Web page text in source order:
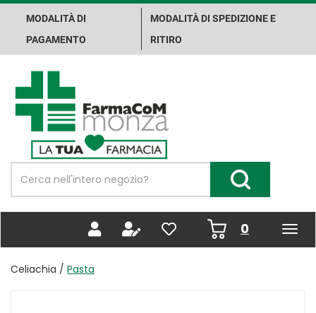
Passa
contenuto
MODALITÀ DI
PAGAMENTO
MODALITÀ DI SPEDIZIONE E
RITIRO
Farma.Co.M.
Spa
Prodotto
Cerca Prodotto
0 prodotti
inseriti
Celiachia / Pasta